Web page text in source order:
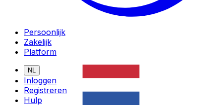
Persoonlijk
Zakelijk
Platform
NL
Inloggen
Registreren
Hulp